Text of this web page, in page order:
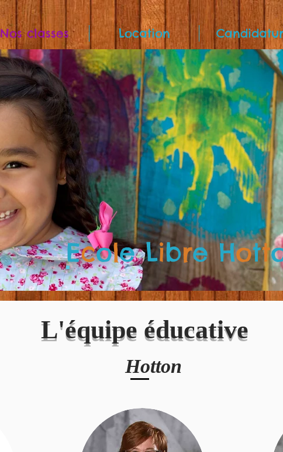
Nos classes Location
Ecole Libre Hott
L'équipe éducative
Hotton